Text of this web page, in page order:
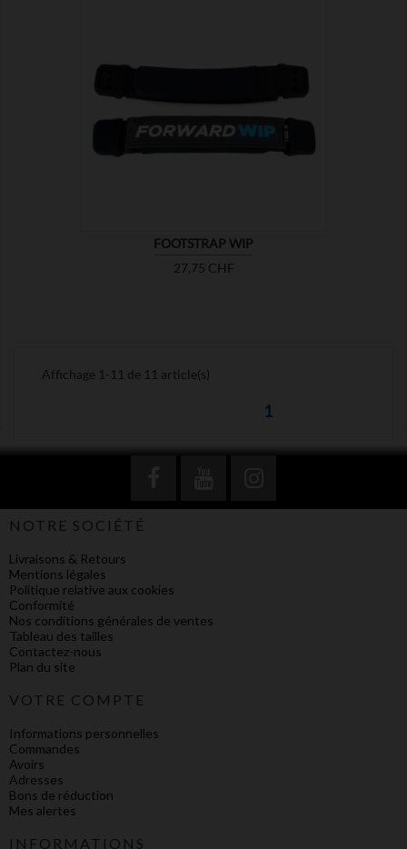
FOOTSTRAP WIP
Prix
27,75 CHF
MONTRER
Affichage 1-11 de 11 article(s)
1
NOTRE SOCIÉTÉ
Livraisons & Retours
Mentions légales
Politique relative aux cookies
Conformité
Nos conditions générales de ventes
Tableau des tailles
Contactez-nous
Plan du site
VOTRE COMPTE
Informations personnelles
Commandes
Avoirs
Adresses
Bons de réduction
Mes alertes
INFORMATIONS